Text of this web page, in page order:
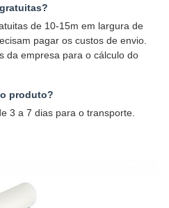
de 10-15m em largura de
pagar os custos de envio.
da empresa para o cálculo do
produto?
3 a 7 dias para o transporte.